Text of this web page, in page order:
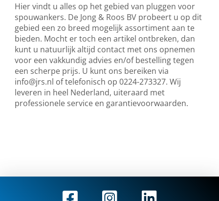
Hier vindt u alles op het gebied van pluggen voor
spouwankers. De Jong & Roos BV probeert u op dit
gebied een zo breed mogelijk assortiment aan te
bieden. Mocht er toch een artikel ontbreken, dan
kunt u natuurlijk altijd contact met ons opnemen
voor een vakkundig advies en/of bestelling tegen
een scherpe prijs. U kunt ons bereiken via
info@jrs.nl of telefonisch op 0224-273327. Wij
leveren in heel Nederland, uiteraard met
professionele service en garantievoorwaarden.